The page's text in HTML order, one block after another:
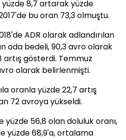
yüzde 8,7 artarak yüzde
bu oran 73,3 olmuştu.
ADR olarak adlandırılan
oda bedeli, 90,3 avro olarak
artış gösterdi. Temmuz
olarak belirlenmişti.
oranla yüzde 22,7 artış
72 avroya yükseldi.
yüzde 56,8 olan doluluk oranı,
yüzde 68,9'a, ortalama